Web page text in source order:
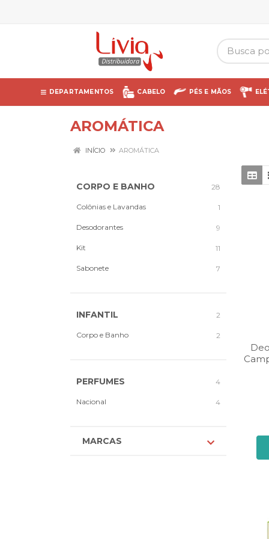
DEPARTAMENTOS CABELO PÉS E MÃOS
AROMÁTICA
INÍCIO AROMÁTICA
CORPO E BANHO 28
Colônias e Lavandas 1
Desodorantes 9
Kit 11
Sabonete 7
INFANTIL 2
Corpo e Banho 2
PERFUMES 4
Nacional 4
MARCAS